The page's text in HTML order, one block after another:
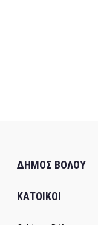
ΔΗΜΟΣ ΒΟΛΟΥ
ΚΑΤΟΙΚΟΙ